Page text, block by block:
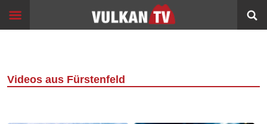
content
Start
Filme
Videos aus Fürstenfeld